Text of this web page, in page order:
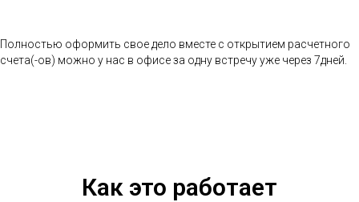
Полностью оформить свое дело вместе с открытием расчетного
счета(-ов) можно у нас в офисе за одну встречу уже через 7дней.
Как это работает